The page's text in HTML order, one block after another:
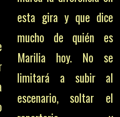
esta gira y que dice
mucho de quién es
Marilia hoy. No se
limitará a subir al
escenario, soltar el